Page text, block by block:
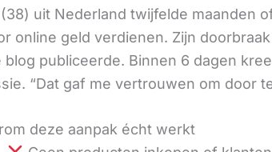
uit Nederland twijfelde maanden
online geld verdienen. Zijn
blog publiceerde. Binnen 6 dagen
“Dat gaf me vertrouwen om door
deze aanpak écht werkt